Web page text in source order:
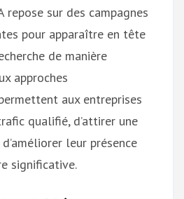
repose sur des campagnes
pour apparaître en tête
de manière
approches
aux entreprises
qualifié, d’attirer une
leur présence
significative.